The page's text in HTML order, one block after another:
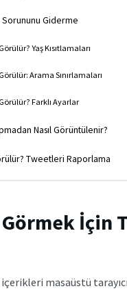
Giderme
Yaş Kısıtlamaları
Arama Sınırlamaları
Farklı Ayarlar
Nasıl Görüntülenir?
Tweetleri Raporlama
İçin
masaüstü